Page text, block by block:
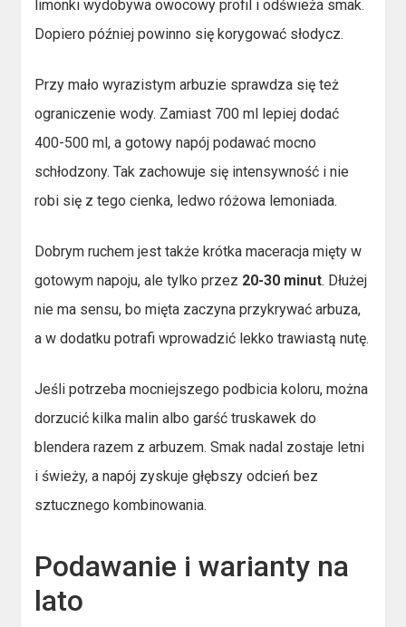
limonki wydobywa owocowy profil i odświeża smak.
Dopiero później powinno się korygować słodycz.
Przy mało wyrazistym arbuzie sprawdza się też
ograniczenie wody. Zamiast 700 ml lepiej dodać
400-500 ml, a gotowy napój podawać mocno
schłodzony. Tak zachowuje się intensywność i nie
robi się z tego cienka, ledwo różowa lemoniada.
Dobrym ruchem jest także krótka maceracja mięty w
gotowym napoju, ale tylko przez 20-30 minut. Dłużej
nie ma sensu, bo mięta zaczyna przykrywać arbuza,
a w dodatku potrafi wprowadzić lekko trawiastą nutę.
Jeśli potrzeba mocniejszego podbicia koloru, można
dorzucić kilka malin albo garść truskawek do
blendera razem z arbuzem. Smak nadal zostaje letni
i świeży, a napój zyskuje głębszy odcień bez
sztucznego kombinowania.
Podawanie i warianty na
lato